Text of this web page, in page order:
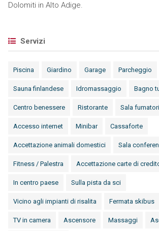
Dolomiti in Alto Adige.
Servizi
Piscina Giardino Garage Parcheggio
Sauna finlandese Idromassaggio Bagno
Centro benessere Ristorante Sala fumatori
Accesso internet Minibar Cassaforte
Accettazione animali domestici Sala
Fitness / Palestra Accettazione carte di
In centro paese Sulla pista da sci
Vicino agli impianti di risalita Fermata skibus
TV in camera Ascensore Massaggi